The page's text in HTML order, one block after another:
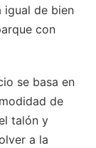
igual de bien
con
se basa en
de
talón y
a la